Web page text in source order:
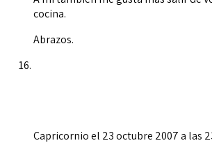
cocina.
Abrazos.
Capricornioel 23 octubre 2007 a las